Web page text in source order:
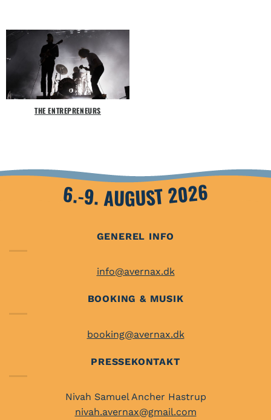
THE ENTREPRENEURS
6.-9. AUGUST 2026
GENEREL INFO
info@avernax.dk
BOOKING & MUSIK
booking@avernax.dk
PRESSEKONTAKT
Nivah Samuel Ancher Hastrup
nivah.avernax@gmail.com